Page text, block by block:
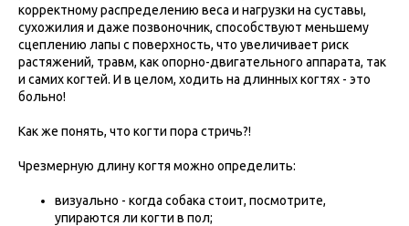
корректному распределению веса и нагрузки на суставы,
сухожилия и даже позвоночник, способствуют меньшему
сцеплению лапы с поверхность, что увеличивает риск
растяжений, травм, как опорно-двигательного аппарата, так
и самих когтей. И в целом, ходить на длинных когтях - это
больно!
Как же понять, что когти пора стричь?!
Чрезмерную длину когтя можно определить:
визуально - когда собака стоит, посмотрите,
упираются ли когти в пол;